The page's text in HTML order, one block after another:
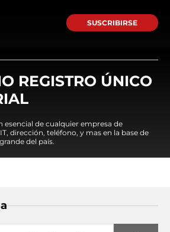
SUSCRIBIRSE
REGISTRO ÚNICO
esencial de cualquier empresa de
dirección, teléfono, y mas en la base de
del país.